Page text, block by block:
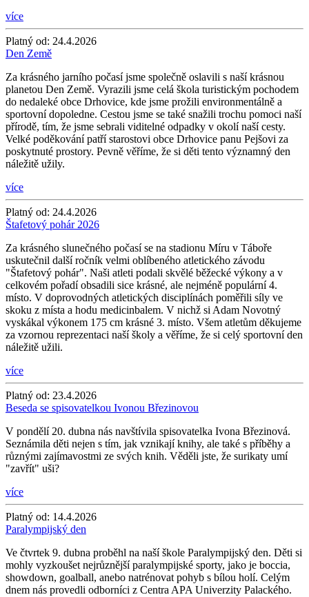
více
Platný od: 24.4.2026
Den Země
Za krásného jarního počasí jsme společně oslavili s naší krásnou
planetou Den Země. Vyrazili jsme celá škola turistickým pochodem
do nedaleké obce Drhovice, kde jsme prožili environmentálně a
sportovní dopoledne. Cestou jsme se také snažili trochu pomoci naší
přírodě, tím, že jsme sebrali viditelné odpadky v okolí naší cesty.
Velké poděkování patří starostovi obce Drhovice panu Pejšovi za
poskytnuté prostory. Pevně věříme, že si děti tento významný den
náležitě užily.
více
Platný od: 24.4.2026
Štafetový pohár 2026
Za krásného slunečného počasí se na stadionu Míru v Táboře
uskutečnil další ročník velmi oblíbeného atletického závodu
"Štafetový pohár". Naši atleti podali skvělé běžecké výkony a v
celkovém pořadí obsadili sice krásné, ale nejméně populární 4.
místo. V doprovodných atletických disciplínách poměřili síly ve
skoku z místa a hodu medicinbalem. V nichž si Adam Novotný
vyskákal výkonem 175 cm krásné 3. místo. Všem atletům děkujeme
za vzornou reprezentaci naší školy a věříme, že si celý sportovní den
náležitě užili.
více
Platný od: 23.4.2026
Beseda se spisovatelkou Ivonou Březinovou
V pondělí 20. dubna nás navštívila spisovatelka Ivona Březinová.
Seznámila děti nejen s tím, jak vznikají knihy, ale také s příběhy a
různými zajímavostmi ze svých knih. Věděli jste, že surikaty umí
"zavřít" uši?
více
Platný od: 14.4.2026
Paralympijský den
Ve čtvrtek 9. dubna proběhl na naší škole Paralympijský den. Děti si
mohly vyzkoušet nejrůznější paralympijské sporty, jako je boccia,
showdown, goalball, anebo natrénovat pohyb s bílou holí. Celým
dnem nás provedli odborníci z Centra APA Univerzity Palackého.